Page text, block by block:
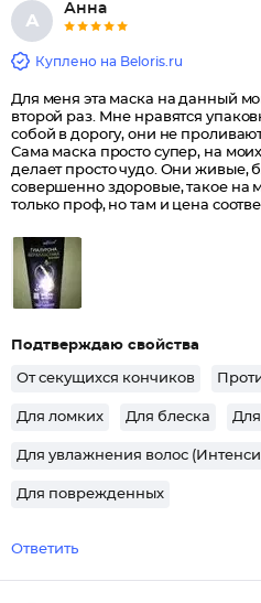
А
Анна
Куплено на Beloris.ru
Для меня эта маска на данный
второй раз. Мне нравятся
собой в дорогу, они не
Сама маска просто супер, на
делает просто чудо. Они живые,
совершенно здоровые, такое на
только проф, но там и цена
Подтверждаю свойства
От секущихся кончиков
Для ломких Для блеска
Для увлажнения волос
Для поврежденных
Ответить